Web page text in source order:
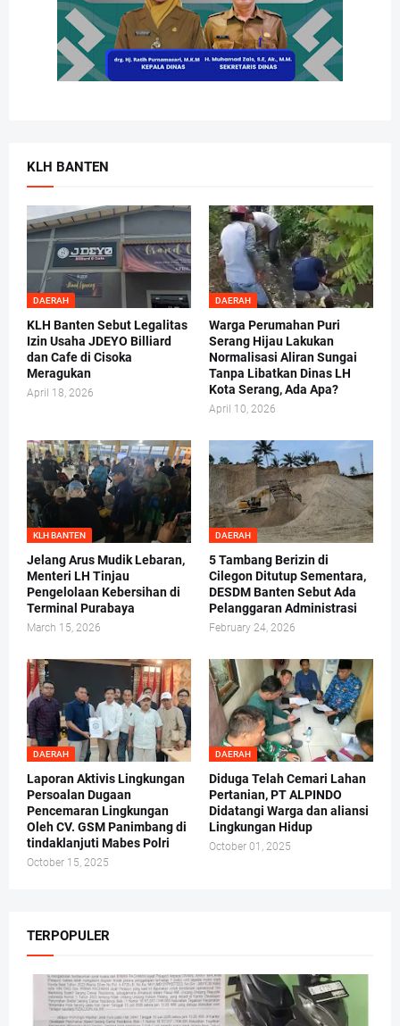
KLH BANTEN
DAERAH
KLH Banten Sebut Legalitas
Izin Usaha JDEYO Billiard
dan Cafe di Cisoka
Meragukan
April 18, 2026
DAERAH
Warga Perumahan Puri
Serang Hijau Lakukan
Normalisasi Aliran Sungai
Tanpa Libatkan Dinas LH
Kota Serang, Ada Apa?
April 10, 2026
KLH BANTEN
Jelang Arus Mudik Lebaran,
Menteri LH Tinjau
Pengelolaan Kebersihan di
Terminal Purabaya
March 15, 2026
DAERAH
5 Tambang Berizin di
Cilegon Ditutup Sementara,
DESDM Banten Sebut Ada
Pelanggaran Administrasi
February 24, 2026
DAERAH
Laporan Aktivis Lingkungan
Persoalan Dugaan
Pencemaran Lingkungan
Oleh CV. GSM Panimbang di
tindaklanjuti Mabes Polri
October 15, 2025
DAERAH
Diduga Telah Cemari Lahan
Pertanian, PT ALPINDO
Didatangi Warga dan aliansi
Lingkungan Hidup
October 01, 2025
TERPOPULER